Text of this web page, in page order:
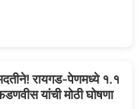
मदतीने! रायगड-पेणमध्ये १.१
यांची मोठी घोषणा